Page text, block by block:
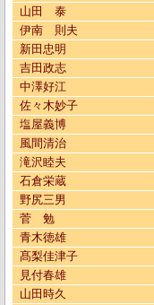
山田 泰
伊南 則夫
新田忠明
吉田政志
中澤好江
佐々木妙子
塩屋義博
風間清治
滝沢睦夫
石倉栄蔵
野尻三男
菅 勉
青木徳雄
髙梨佳津子
見付春雄
山田時久